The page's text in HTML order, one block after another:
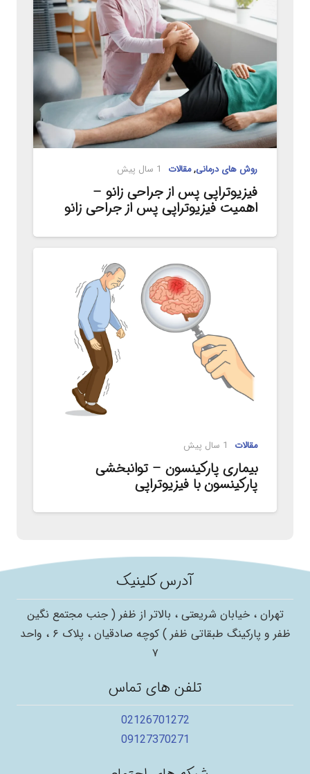
روش های درمانی,مقالات 1 سال پیش
فیزیوتراپی پس از جراحی زانو –
اهمیت فیزیوتراپی پس از جراحی زانو
مقالات 1 سال پیش
بیماری پارکینسون – توانبخشی
پارکینسون با فیزیوتراپی
آدرس کلینیک
تهران ، خیابان شریعتی ، بالاتر از ظفر ( جنب مجتمع نگین
ظفر و پارکینگ طبقاتی ظفر ) کوچه صادقیان ، پلاک ۶ ، واحد
۷
تلفن های تماس
02126701272
09127370271